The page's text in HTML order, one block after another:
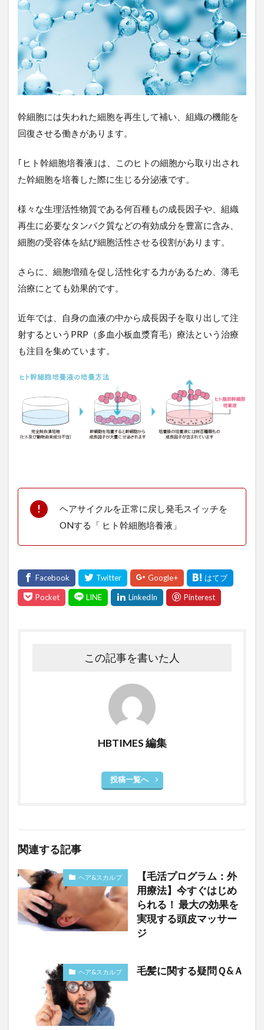
幹細胞には失われた細胞を再生して補い、組織の機能を
回復させる働きがあります。
｢ヒト幹細胞培養液｣は、このヒトの細胞から取り出され
た幹細胞を培養した際に生じる分泌液です。
様々な生理活性物質である何百種もの成長因子や、組織
再生に必要なタンパク質などの有効成分を豊富に含み、
細胞の受容体を結び細胞活性させる役割があります。
さらに、細胞増殖を促し活性化する力があるため、薄毛
治療にとても効果的です。
近年では、自身の血液の中から成長因子を取り出して注
射するというPRP（多血小板血漿育毛）療法という治療
も注目を集めています。
ヘアサイクルを正常に戻し発毛スイッチを
ONする「 ヒト幹細胞培養液」
この記事を書いた人
HBTIMES 編集
投稿一覧へ
関連する記事
ヘア&スカルプ
【毛活プログラム：外
用療法】今すぐはじめ
られる！ 最大の効果を
実現する頭皮マッサー
ジ
ヘア&スカルプ 毛髪に関する疑問Ｑ&Ａ